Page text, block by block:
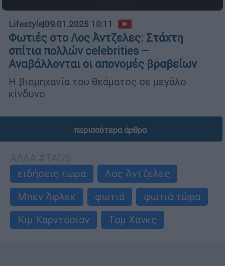
Lifestyle|09.01.2025 10:11
Φωτιές στο Λος Άντζελες: Στάχτη
σπίτια πολλών celebrities –
Αναβάλλονται οι απονομές βραβείων
Η βιομηχανία του θεάματος σε μεγάλο
κίνδυνο
περισσότερα άρθρα
ειδήσεις τώρα
Λος Άντζελες
Μπεν Άφλεκ
φωτιά
φωτιά τώρα
Κιμ Καρντάσιαν
Τομ Χανκς